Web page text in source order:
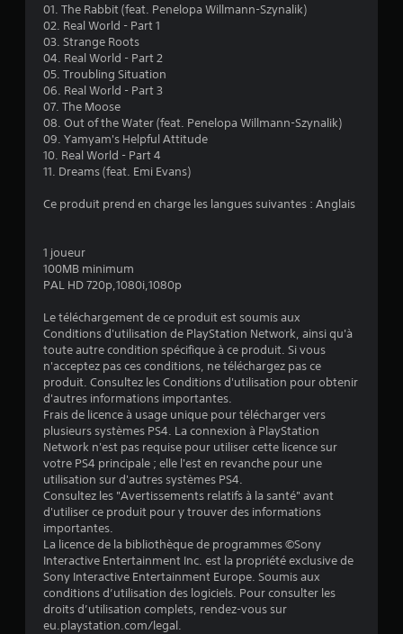
6
é
l
s
u
r
(
3
01. The Rabbit (feat. Penelopa Willmann-Szynalik)
02. Real World - Part 1
03. Strange Roots
04. Real World - Part 2
05. Troubling Situation
06. Real World - Part 3
07. The Moose
08. Out of the Water (feat. Penelopa Willmann-Szynalik)
09. Yamyam's Helpful Attitude
10. Real World - Part 4
11. Dreams (feat. Emi Evans)
Ce produit prend en charge les langues suivantes : Anglais
1 joueur
100MB minimum
PAL HD 720p,1080i,1080p
Le téléchargement de ce produit est soumis aux
Conditions d'utilisation de PlayStation Network, ainsi qu'à
toute autre condition spécifique à ce produit. Si vous
n'acceptez pas ces conditions, ne téléchargez pas ce
produit. Consultez les Conditions d'utilisation pour obtenir
d'autres informations importantes.
Frais de licence à usage unique pour télécharger vers
plusieurs systèmes PS4. La connexion à PlayStation
Network n'est pas requise pour utiliser cette licence sur
votre PS4 principale ; elle l'est en revanche pour une
utilisation sur d'autres systèmes PS4.
Consultez les "Avertissements relatifs à la santé" avant
d'utiliser ce produit pour y trouver des informations
importantes.
La licence de la bibliothèque de programmes ©Sony
Interactive Entertainment Inc. est la propriété exclusive de
Sony Interactive Entertainment Europe. Soumis aux
conditions d’utilisation des logiciels. Pour consulter les
droits d’utilisation complets, rendez-vous sur
eu.playstation.com/legal.